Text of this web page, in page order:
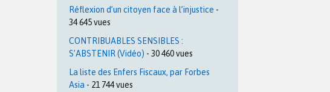
Réflexion d’un citoyen face à l’injustice -
34 645 vues
CONTRIBUABLES SENSIBLES :
S’ABSTENIR (Vidéo) - 30 460 vues
La liste des Enfers Fiscaux, par Forbes
Asia - 21 744 vues